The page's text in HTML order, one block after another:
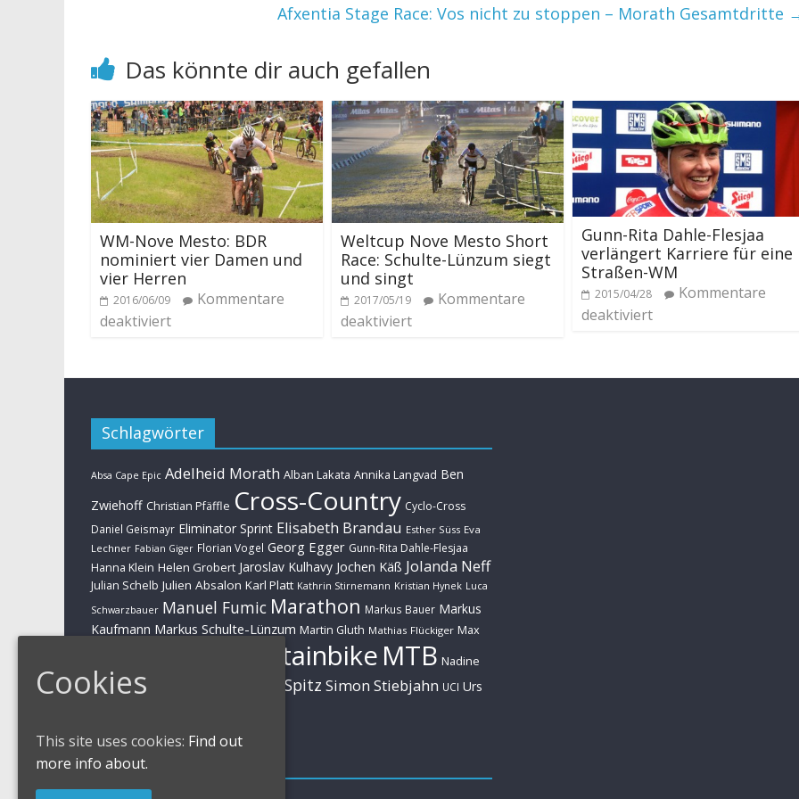
Afxentia Stage Race: Vos nicht zu stoppen – Morath Gesamtdritte
Das könnte dir auch gefallen
WM-Nove Mesto: BDR
nominiert vier Damen und
vier Herren
2016/06/09
Kommentare
deaktiviert
Weltcup Nove Mesto Short
Race: Schulte-Lünzum siegt
und singt
2017/05/19
Kommentare
deaktiviert
Gunn-Rita Dahle-Flesjaa
verlängert Karriere für eine
Straßen-WM
2015/04/28
Kommentare
deaktiviert
Schlagwörter
Absa Cape Epic Adelheid Morath Alban Lakata Annika Langvad Ben
Zwiehoff Christian Pfäffle Cross-Country Cyclo-Cross
Daniel Geismayr Eliminator Sprint Elisabeth Brandau Esther Süss Eva
Lechner Fabian Giger Florian Vogel Georg Egger Gunn-Rita Dahle-Flesjaa
Hanna Klein Helen Grobert Jaroslav Kulhavy Jochen Käß Jolanda Neff
Julian Schelb Julien Absalon Karl Platt Kathrin Stirnemann Kristian Hynek Luca
Schwarzbauer Manuel Fumic Marathon Markus Bauer Markus
Kaufmann Markus Schulte-Lünzum Martin Gluth Mathias Flückiger Max
Mountainbike MTB Nadine
Rieder Nino Schurter Sabine Spitz Simon Stiebjahn UCI Urs
Impressum
Cookies
This site uses cookies: Find out
more info about.